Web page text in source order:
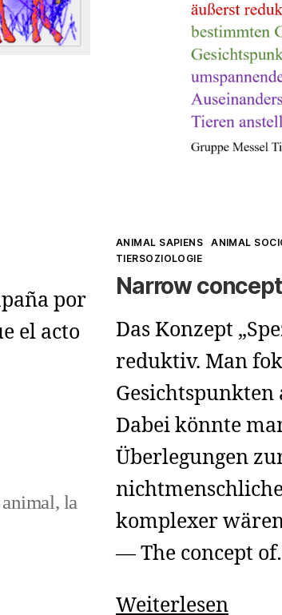
por
el acto
, la
Kategorien
ANIMAL SAPIENS ANIMAL
TIERSOZIOLOGIE
Narrow
Das Konzept
reduktiv. Man
Gesichtspunkten
Dabei könnte
Überlegungen
komplexer
— The concept
Weiterlesen